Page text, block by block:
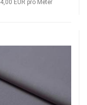
4,00 EUR pro Meter